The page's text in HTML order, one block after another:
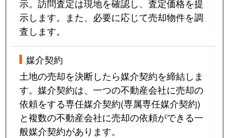
示。訪問査定は現地を確認し、査定価格を提
示します。また、必要に応じて売却物件を調
査します。
媒介契約
土地の売却を決断したら媒介契約を締結しま
す。媒介契約は、一つの不動産会社に売却の
依頼をする専任媒介契約(専属専任媒介契約)
と複数の不動産会社に売却の依頼ができる一
般媒介契約があります。